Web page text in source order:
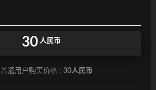
30 人民币
普通用户购买价格 : 30人民币